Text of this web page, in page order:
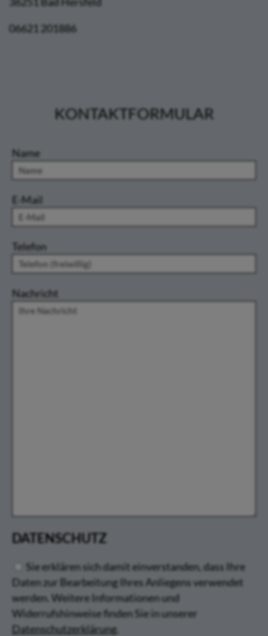
06621 201886
KONTAKTFORMULAR
Name
E-Mail
Telefon
Nachricht
DATENSCHUTZ
Sie erklären sich damit einverstanden, dass Ihre
Daten zur Bearbeitung Ihres Anliegens verwendet
werden. Weitere Informationen und
Widerrufshinweise finden Sie in unserer
Datenschutzerklärung.